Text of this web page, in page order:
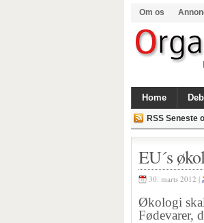
Om os
Home
RSS Seneste
EU´s
30. marts 2012 |
Økologi
Fødevarer,